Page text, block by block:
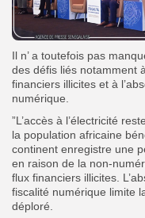
Il n’ a toutefois pas
des défis liés notamment
financiers illicites et à
numérique.
”L’accès à l’électricité
la population africaine
continent enregistre une
en raison de la non-
flux financiers illicites.
fiscalité numérique limite
déploré.